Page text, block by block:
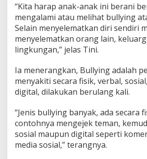
“Kita harap anak-anak ini berani
mengalami atau melihat bullying
Selain menyelematkan diri sendiri
menyelematkan orang lain,
lingkungan,” jelas Tini.
Ia menerangkan, Bullying adalah
menyakiti secara fisik, verbal,
digital, dilakukan berulang kali.
“Jenis bullying banyak, ada secara
contohnya mengejek teman,
sosial maupun digital seperti
media sosial,” terangnya.